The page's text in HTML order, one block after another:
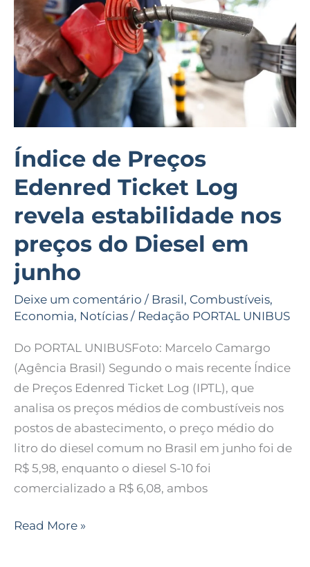
Índice de Preços
Edenred Ticket Log
revela estabilidade nos
preços do Diesel em
junho
Deixe um comentário / Brasil, Combustíveis,
Economia, Notícias / Redação PORTAL UNIBUS
Do PORTAL UNIBUSFoto: Marcelo Camargo
(Agência Brasil) Segundo o mais recente Índice
de Preços Edenred Ticket Log (IPTL), que
analisa os preços médios de combustíveis nos
postos de abastecimento, o preço médio do
litro do diesel comum no Brasil em junho foi de
R$ 5,98, enquanto o diesel S-10 foi
comercializado a R$ 6,08, ambos
Edenred
Ticket
Log
revela
estabilidade
nos
preços
do
Diesel
em
junho
Read More »